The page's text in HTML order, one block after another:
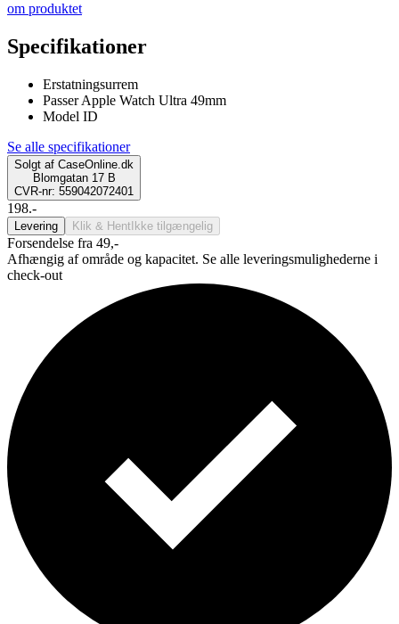
om produktet
Specifikationer
Erstatningsurrem
Passer Apple Watch Ultra 49mm
Model ID
Se alle specifikationer
Solgt af CaseOnline.dk
Blomgatan 17 B
CVR-nr: 559042072401
198.-
Levering Klik & Hent Ikke tilgængelig
Forsendelse fra 49,-
Afhængig af område og kapacitet. Se alle leveringsmulighederne i
check-out